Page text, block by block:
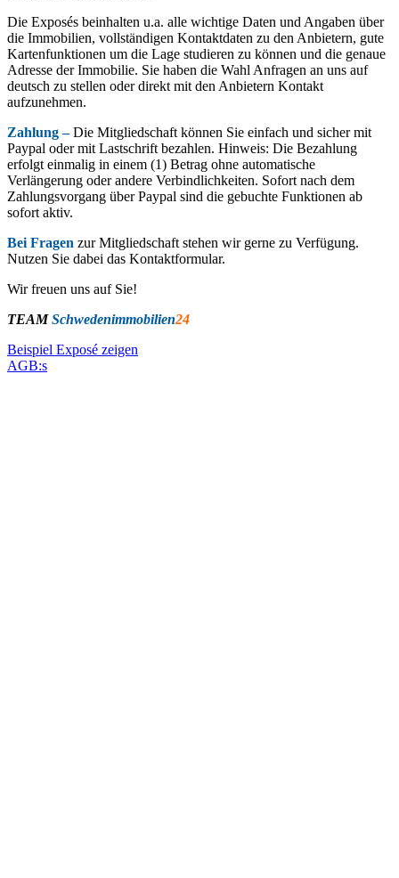
Die Exposés beinhalten u.a. alle wichtige Daten und Angaben über
die Immobilien, vollständigen Kontaktdaten zu den Anbietern, gute
Kartenfunktionen um die Lage studieren zu können und die genaue
Adresse der Immobilie. Sie haben die Wahl Anfragen an uns auf
deutsch zu stellen oder direkt mit den Anbietern Kontakt
aufzunehmen.
Zahlung –Die Mitgliedschaft können Sie einfach und sicher mit
Paypal oder mit Lastschrift bezahlen. Hinweis: Die Bezahlung
erfolgt einmalig in einem (1) Betrag ohne automatische
Verlängerung oder andere Verbindlichkeiten. Sofort nach dem
Zahlungsvorgang über Paypal sind die gebuchte Funktionen ab
sofort aktiv.
Bei Fragen zur Mitgliedschaft stehen wir gerne zu Verfügung.
Nutzen Sie dabei das Kontaktformular.
Wir freuen uns auf Sie!
TEAMSchwedenimmobilien24
Beispiel Exposé zeigen
AGB:s